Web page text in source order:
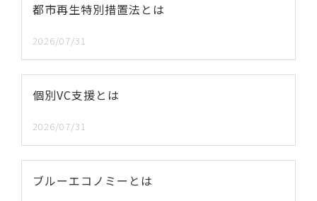
都市再生特別措置法とは
2026/07/31
個別VC支援とは
2026/07/31
ブルーエコノミーとは